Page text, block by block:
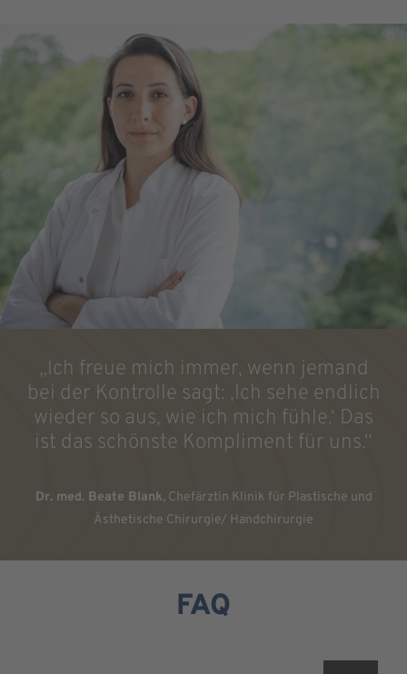
„Ich freue mich immer, wenn jemand
bei der Kontrolle sagt: ‚Ich sehe endlich
wieder so aus, wie ich mich fühle.‘ Das
ist das schönste Kompliment für uns.“
Dr. med. Beate Blank, Chefärztin Klinik für Plastische und
Ästhetische Chirurgie/ Handchirurgie
FAQ